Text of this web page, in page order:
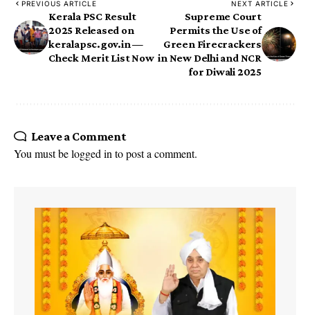
PREVIOUS ARTICLE
Kerala PSC Result
2025 Released on
keralapsc.gov.in —
Check Merit List Now
NEXT ARTICLE
Supreme Court
Permits the Use of
Green Firecrackers
in New Delhi and NCR
for Diwali 2025
Leave a Comment
You must belogged into post a comment.